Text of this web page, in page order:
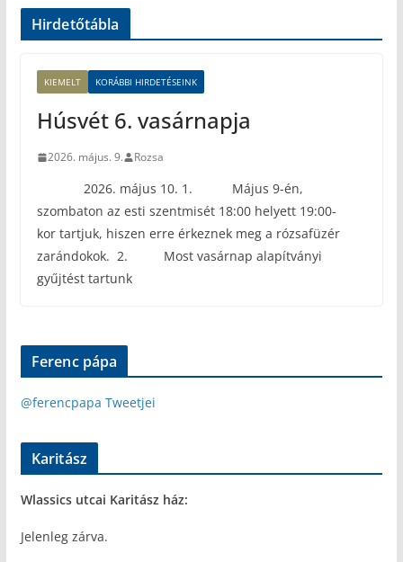
Hirdetőtábla
KIEMELT KORÁBBI HIRDETÉSEINK
Húsvét 6. vasárnapja
2026. május. 9. Rozsa
2026. május 10. 1. Május 9-én,
szombaton az esti szentmisét 18:00 helyett 19:00-
kor tartjuk, hiszen erre érkeznek meg a rózsafüzér
zarándokok. 2. Most vasárnap alapítványi
gyűjtést tartunk
Ferenc pápa
@ferencpapa Tweetjei
Karitász
Wlassics utcai Karitász ház:
Jelenleg zárva.